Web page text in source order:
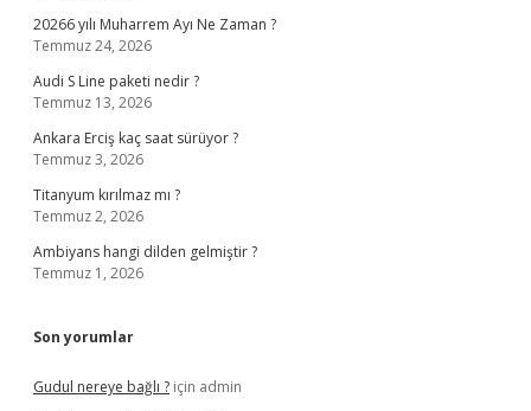
20266 yılı Muharrem Ayı Ne Zaman ?
Temmuz 24, 2026
Audi S Line paketi nedir ?
Temmuz 13, 2026
Ankara Erciş kaç saat sürüyor ?
Temmuz 3, 2026
Titanyum kırılmaz mı ?
Temmuz 2, 2026
Ambiyans hangi dilden gelmiştir ?
Temmuz 1, 2026
Son yorumlar
Gudul nereye bağlı ? için admin